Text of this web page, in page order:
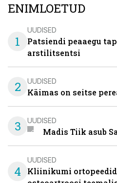
ENIMLOETUD
1
UUDISED
Patsiendi peaaegu
arstilitsentsi
2 UUDISED
Käimas on seitse
3 UUDISED
Madis Tiik asub
4
UUDISED
Kliinikumi